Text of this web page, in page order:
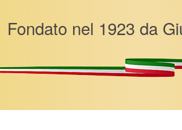
Fondato nel 1923 da